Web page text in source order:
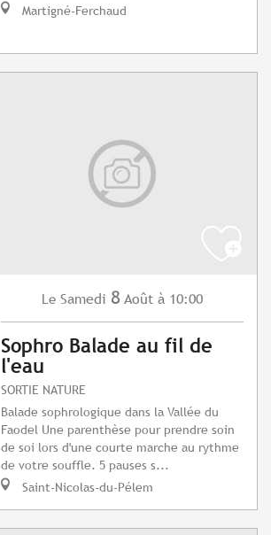
Martigné-Ferchaud
Le Samedi 8 Août à 10:00
Sophro Balade au fil de
l'eau
SORTIE NATURE
Balade sophrologique dans la Vallée du
Faodel Une parenthèse pour prendre soin
de soi lors d'une courte marche au rythme
de votre souffle. 5 pauses s...
Saint-Nicolas-du-Pélem